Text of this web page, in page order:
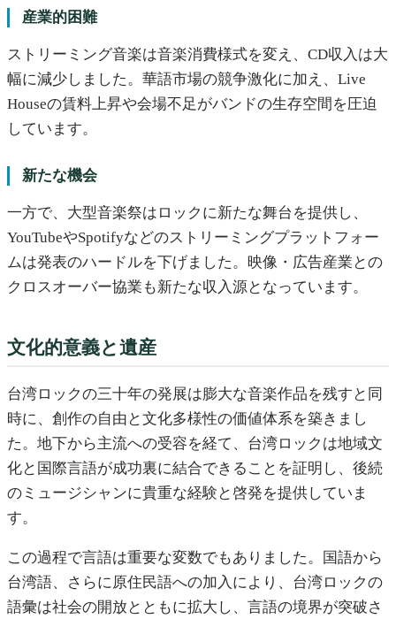
産業的困難
ストリーミング音楽は音楽消費様式を変え、CD収入は大
幅に減少しました。華語市場の競争激化に加え、Live
Houseの賃料上昇や会場不足がバンドの生存空間を圧迫
しています。
新たな機会
一方で、大型音楽祭はロックに新たな舞台を提供し、
YouTubeやSpotifyなどのストリーミングプラットフォー
ムは発表のハードルを下げました。映像・広告産業との
クロスオーバー協業も新たな収入源となっています。
文化的意義と遺産
台湾ロックの三十年の発展は膨大な音楽作品を残すと同
時に、創作の自由と文化多様性の価値体系を築きまし
た。地下から主流への受容を経て、台湾ロックは地域文
化と国際言語が成功裏に結合できることを証明し、後続
のミュージシャンに貴重な経験と啓発を提供していま
す。
この過程で言語は重要な変数でもありました。国語から
台湾語、さらに原住民語への加入により、台湾ロックの
語彙は社会の開放とともに拡大し、言語の境界が突破さ